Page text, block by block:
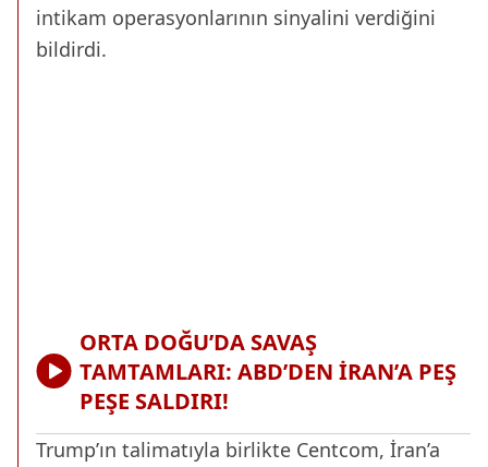
intikam operasyonlarının sinyalini verdiğini
bildirdi.
ORTA DOĞU’DA SAVAŞ
TAMTAMLARI: ABD’DEN İRAN’A PEŞ
PEŞE SALDIRI!
Trump’ın talimatıyla birlikte Centcom, İran’a